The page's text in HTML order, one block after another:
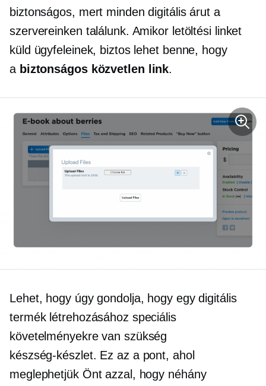
biztonságos, mert minden digitális árut a
szervereinken találunk. Amikor letöltési linket
küld ügyfeleinek, biztos lehet benne, hogy
a biztonságos közvetlen link.
Lehet, hogy úgy gondolja, hogy egy digitális
termék létrehozásához speciális
követelményekre van szükség
készség-készlet. Ez az a pont, ahol
meglephetjük Önt azzal, hogy néhány